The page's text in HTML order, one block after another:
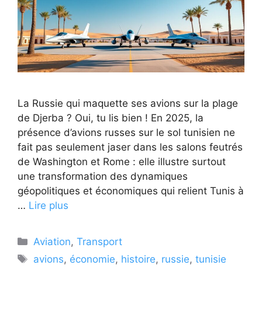
La Russie qui maquette ses avions sur la plage
de Djerba ? Oui, tu lis bien ! En 2025, la
présence d’avions russes sur le sol tunisien ne
fait pas seulement jaser dans les salons feutrés
de Washington et Rome : elle illustre surtout
une transformation des dynamiques
géopolitiques et économiques qui relient Tunis à
… Lire plus
Catégories
Aviation,Transport
Étiquettes
avions, économie, histoire, russie,tunisie